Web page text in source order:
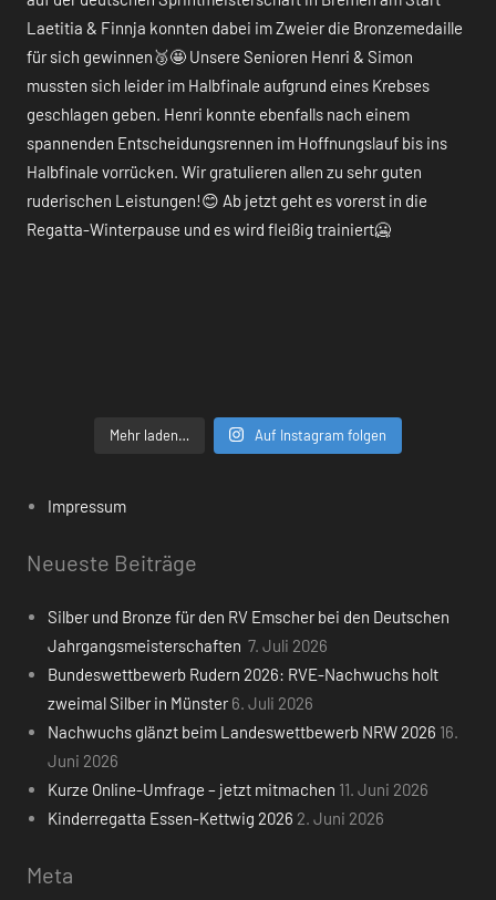
Mehr laden… Auf Instagram folgen
Impressum
Neueste Beiträge
Silber und Bronze für den RV Emscher bei den Deutschen
Jahrgangsmeisterschaften 7. Juli 2026
Bundeswettbewerb Rudern 2026: RVE-Nachwuchs holt
zweimal Silber in Münster 6. Juli 2026
Nachwuchs glänzt beim Landeswettbewerb NRW 2026 16.
Juni 2026
Kurze Online-Umfrage – jetzt mitmachen 11. Juni 2026
Kinderregatta Essen-Kettwig 2026 2. Juni 2026
Meta